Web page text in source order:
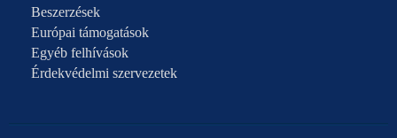
Beszerzések
Európai támogatások
Egyéb felhívások
Érdekvédelmi szervezetek